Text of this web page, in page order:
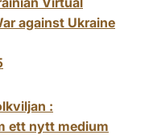
against Ukraine
:
ett nytt medium